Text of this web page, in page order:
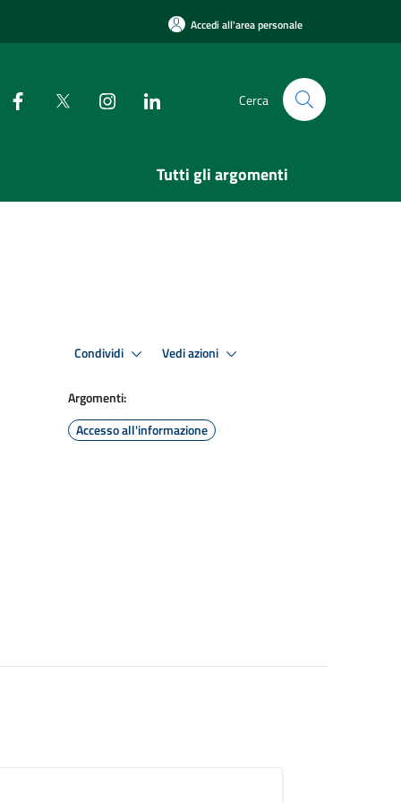
Accedi all'area personale
Cerca
Tutti gli argomenti
Condividi Vedi azioni
Argomenti:
Accesso all'informazione